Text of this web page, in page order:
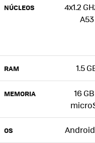
NÚCLEOS
4x1.2
A53
RAM 1.5
MEMORIA
16
OS